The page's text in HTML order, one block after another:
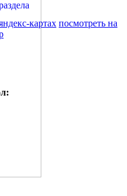
картах посмотреть на